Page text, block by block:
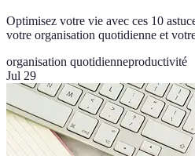
Optimisez votre vie avec ces 10
votre organisation quotidienne et
organisation quotidienneproductivité
Jul 29